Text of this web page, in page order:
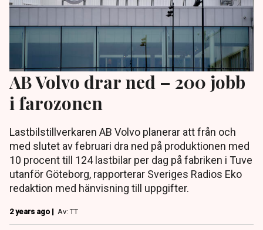
AB Volvo drar ned – 200 jobb
i farozonen
Lastbilstillverkaren AB Volvo planerar att från och
med slutet av februari dra ned på produktionen med
10 procent till 124 lastbilar per dag på fabriken i Tuve
utanför Göteborg, rapporterar Sveriges Radios Eko
redaktion med hänvisning till uppgifter.
2 years ago | Av: TT